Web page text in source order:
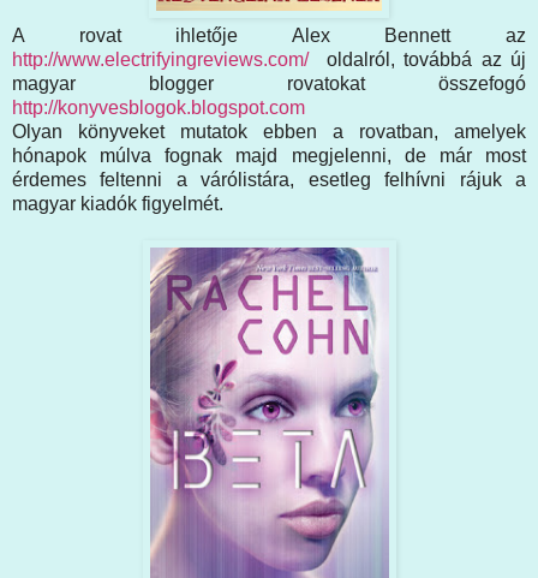
A rovat ihletője Alex Bennett az
http://www.electrifyingreviews.com/oldalról, továbbá az új
magyar blogger rovatokat összefogó
http://konyvesblogok.blogspot.com
Olyan könyveket mutatok ebben a rovatban, amelyek
hónapok múlva fognak majd megjelenni, de már most
érdemes feltenni a várólistára, esetleg felhívni rájuk a
magyar kiadók figyelmét.